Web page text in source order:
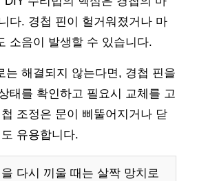
다. 경첩 핀이 헐거워졌거나 마
소음이 발생할 수 있습니다.
는 해결되지 않는다면, 경첩 핀을
태를 확인하고 필요시 교체를 고
조정은 문이 삐뚤어지거나 닫
유용합니다.
다시 끼울 때는 살짝 망치로